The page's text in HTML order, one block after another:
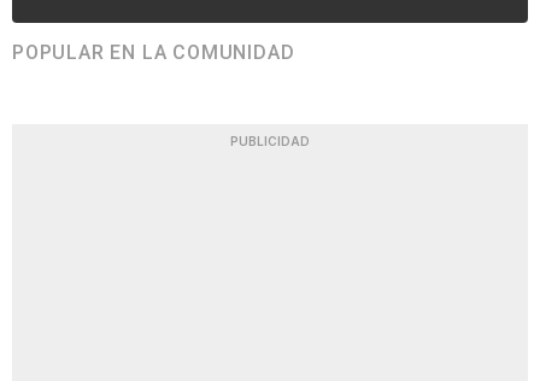
POPULAR EN LA COMUNIDAD
PUBLICIDAD